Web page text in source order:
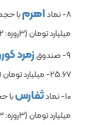
8- نماد
اهرمبا
میلیارد تومان (3روزه:
9- صندوق
زمرد
-25.67میلیارد تومان
10- نماد
ثفارسبا
میلیارد تومان (3روزه: